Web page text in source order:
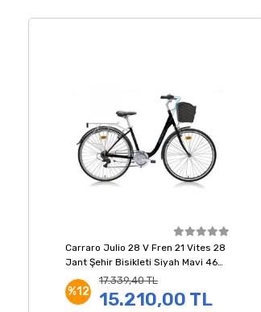
Carraro Julio 28 V Fren 21 Vites 28
Jant Şehir Bisikleti Siyah Mavi 46
Kadro
%12
17.339,40 TL
15.210,00 TL